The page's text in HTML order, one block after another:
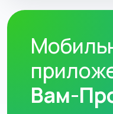
Вам-